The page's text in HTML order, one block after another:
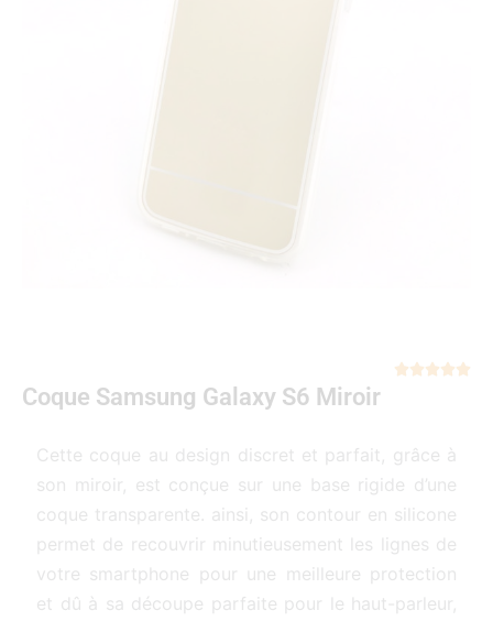

Coque Samsung Galaxy S6 Miroir
Cette coque au design discret et parfait, grâce à
son miroir, est conçue sur une base rigide d’une
coque transparente. ainsi, son contour en silicone
permet de recouvrir minutieusement les lignes de
votre smartphone pour une meilleure protection
et dû à sa découpe parfaite pour le haut-parleur,